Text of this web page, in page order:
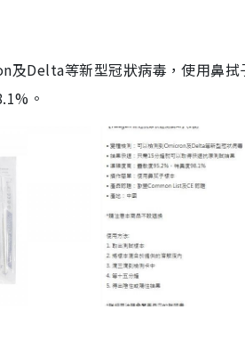
及Delta等新型冠狀病毒，使用鼻拭
。